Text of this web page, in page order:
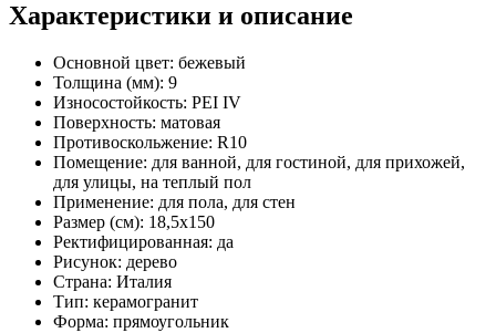
Характеристики и описание
Основной цвет: бежевый
Толщина (мм): 9
Износостойкость: PEI IV
Поверхность: матовая
Противоскольжение: R10
Помещение: для ванной, для гостиной, для прихожей,
для улицы, на теплый пол
Применение: для пола, для стен
Размер (см): 18,5x150
Ректифицированная: да
Рисунок: дерево
Страна: Италия
Тип: керамогранит
Форма: прямоугольник